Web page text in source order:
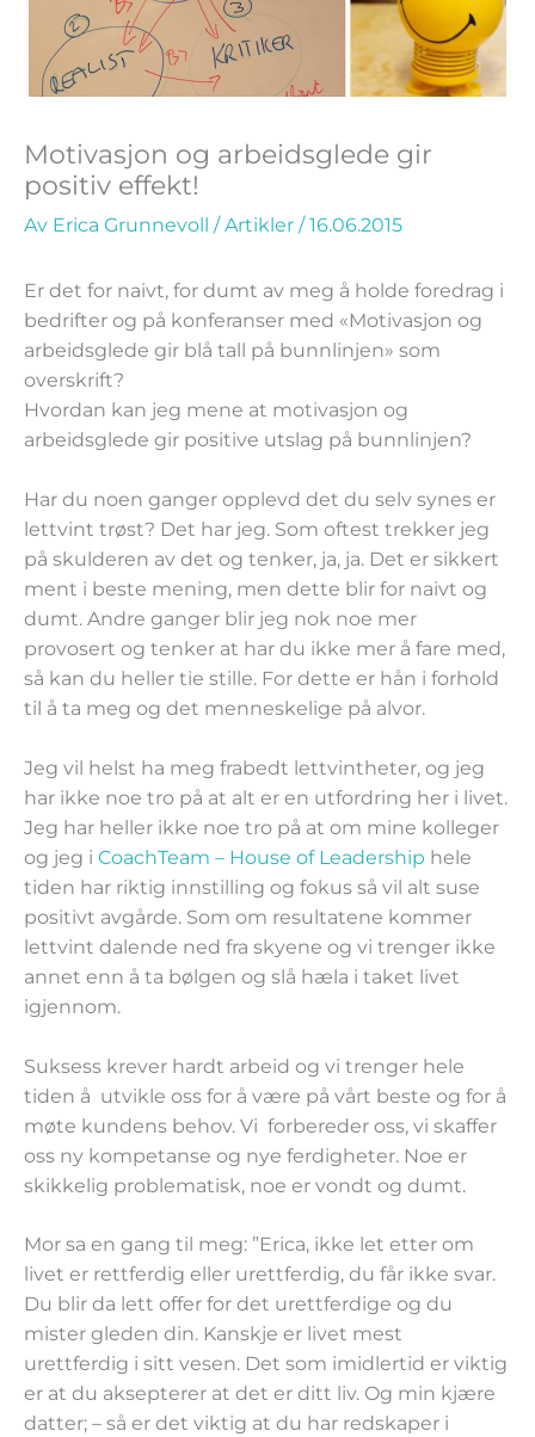
Motivasjon og arbeidsglede gir
positiv effekt!
Av Erica Grunnevoll /Artikler /16.06.2015
Er det for naivt, for dumt av meg å holde foredrag i
bedrifter og på konferanser med «Motivasjon og
arbeidsglede gir blå tall på bunnlinjen» som
overskrift?
Hvordan kan jeg mene at motivasjon og
arbeidsglede gir positive utslag på bunnlinjen?
Har du noen ganger opplevd det du selv synes er
lettvint trøst? Det har jeg. Som oftest trekker jeg
på skulderen av det og tenker, ja, ja. Det er sikkert
ment i beste mening, men dette blir for naivt og
dumt. Andre ganger blir jeg nok noe mer
provosert og tenker at har du ikke mer å fare med,
så kan du heller tie stille. For dette er hån i forhold
til å ta meg og det menneskelige på alvor.
Jeg vil helst ha meg frabedt lettvintheter, og jeg
har ikke noe tro på at alt er en utfordring her i livet.
Jeg har heller ikke noe tro på at om mine kolleger
og jeg i CoachTeam – House of Leadership hele
tiden har riktig innstilling og fokus så vil alt suse
positivt avgårde. Som om resultatene kommer
lettvint dalende ned fra skyene og vi trenger ikke
annet enn å ta bølgen og slå hæla i taket livet
igjennom.
Suksess krever hardt arbeid og vi trenger hele
tiden å utvikle oss for å være på vårt beste og for å
møte kundens behov. Vi forbereder oss, vi skaffer
oss ny kompetanse og nye ferdigheter. Noe er
skikkelig problematisk, noe er vondt og dumt.
Mor sa en gang til meg: ”Erica, ikke let etter om
livet er rettferdig eller urettferdig, du får ikke svar.
Du blir da lett offer for det urettferdige og du
mister gleden din. Kanskje er livet mest
urettferdig i sitt vesen. Det som imidlertid er viktig
er at du aksepterer at det er ditt liv. Og min kjære
datter; – så er det viktig at du har redskaper i